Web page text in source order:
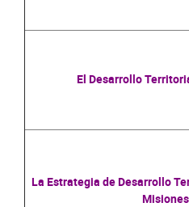
El Desarrollo
La Estrategia de Desarrollo
Misiones